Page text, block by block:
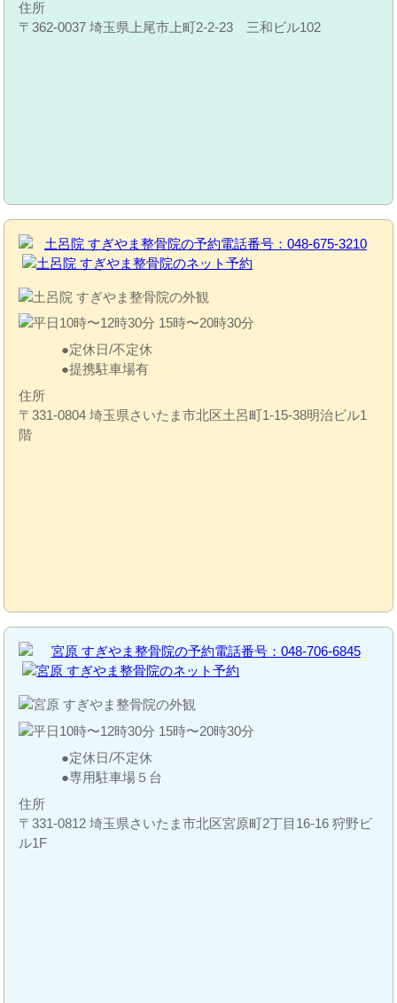
住所
〒362-0037 埼玉県上尾市上町2-2-23 三和ビル102
定休日/不定休
提携駐車場有
住所
〒331-0804 埼玉県さいたま市北区土呂町1-15-38明治ビル1
階
定休日/不定休
専用駐車場５台
住所
〒331-0812 埼玉県さいたま市北区宮原町2丁目16-16 狩野ビ
ル1F